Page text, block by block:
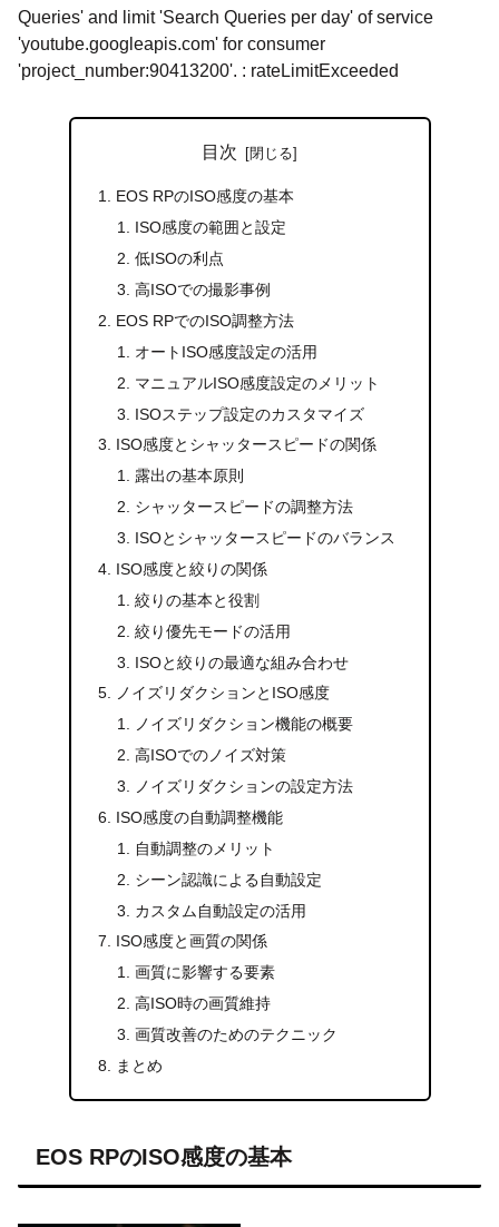
Queries' and limit 'Search Queries per day' of service
'youtube.googleapis.com' for consumer
'project_number:90413200'. : rateLimitExceeded
目次
EOS RPのISO感度の基本
ISO感度の範囲と設定
低ISOの利点
高ISOでの撮影事例
EOS RPでのISO調整方法
オートISO感度設定の活用
マニュアルISO感度設定のメリット
ISOステップ設定のカスタマイズ
ISO感度とシャッタースピードの関係
露出の基本原則
シャッタースピードの調整方法
ISOとシャッタースピードのバランス
ISO感度と絞りの関係
絞りの基本と役割
絞り優先モードの活用
ISOと絞りの最適な組み合わせ
ノイズリダクションとISO感度
ノイズリダクション機能の概要
高ISOでのノイズ対策
ノイズリダクションの設定方法
ISO感度の自動調整機能
自動調整のメリット
シーン認識による自動設定
カスタム自動設定の活用
ISO感度と画質の関係
画質に影響する要素
高ISO時の画質維持
画質改善のためのテクニック
まとめ
EOS RPのISO感度の基本